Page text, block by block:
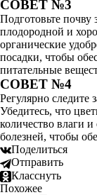
СОВЕТ №3
Подготовьте почву
плодородной и
органические
посадки, чтобы
питательные
СОВЕТ №4
Регулярно следите
Убедитесь, что
количество влаги
болезней, чтобы
Поделиться
Отправить
Класснуть
Похожее